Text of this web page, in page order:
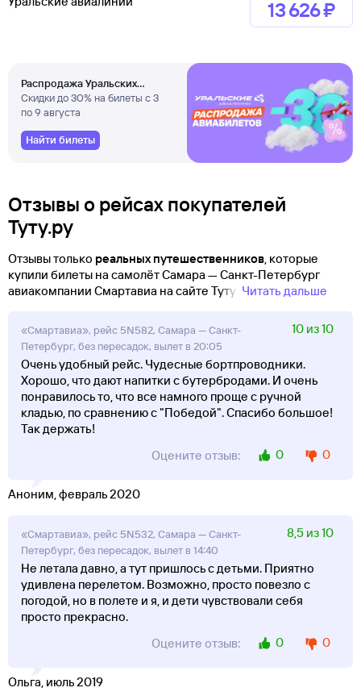
13 ⁠626 ⁠₽
Распродажа Уральских
авиалиний
Скидки до 30% на билеты с 3
по 9 августа
Найти билеты
Отзывы о рейсах покупателей
Туту.ру
Отзывы только реальных путешественников, которые
купили билеты на самолёт Самара — Санкт-Петербург
авиакомпании Смартавиа на сайте Туту! Читать дальше
«Смартавиа», рейс 5N582, Самара — Санкт-
Петербург, без пересадок, вылет в 20:05
10 из 10
Очень удобный рейс. Чудесные бортпроводники.
Хорошо, что дают напитки с бутербродами. И очень
понравилось то, что все намного проще с ручной
кладью, по сравнению с "Победой". Спасибо большое!
Так держать!
Оцените отзыв:
0 0
Аноним, февраль 2020
«Смартавиа», рейс 5N532, Самара — Санкт-
Петербург, без пересадок, вылет в 14:40
8,5 из 10
Не летала давно, а тут пришлось с детьми. Приятно
удивлена перелетом. Возможно, просто повезло с
погодой, но в полете и я, и дети чувствовали себя
просто прекрасно.
Оцените отзыв:
0 0
Ольга, июль 2019